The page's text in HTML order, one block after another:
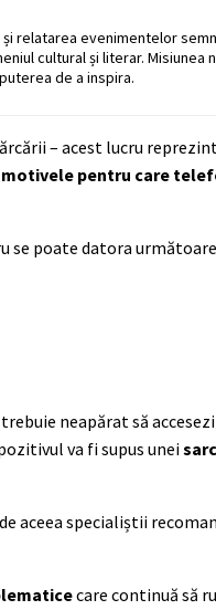
relatarea evenimentelor
cultural și literar. Misiunea
de a inspira.
– acest lucru
motivele pentru care
se poate datora
neapărat să
va fi supus unei
aceea specialiștii
care continuă să